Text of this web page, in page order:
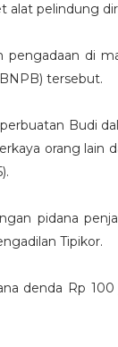
alat pelindung
di
tersebut.
Budi
orang lain
pidana
Tipikor.
denda Rp